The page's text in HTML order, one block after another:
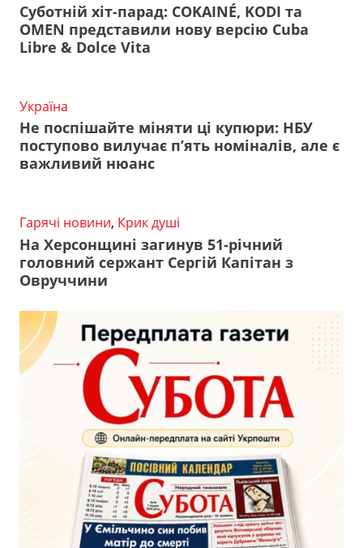
Суботній хіт-парад: COKAINÉ, KODI та
OMEN представили нову версію Cuba
Libre & Dolce Vita
Україна
Не поспішайте міняти ці купюри: НБУ
поступово вилучає п’ять номіналів, але є
важливий нюанс
Гарячі новини, Крик душі
На Херсонщині загинув 51-річний
головний сержант Сергій Капітан з
Овруччини